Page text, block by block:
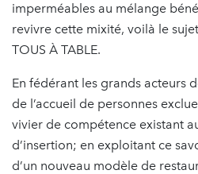
imperméables au mélange
revivre cette mixité, voilà le
TOUS À TABLE.
En fédérant les grands acteurs
de l’accueil de personnes
vivier de compétence existant
d’insertion; en exploitant ce
d’un nouveau modèle de